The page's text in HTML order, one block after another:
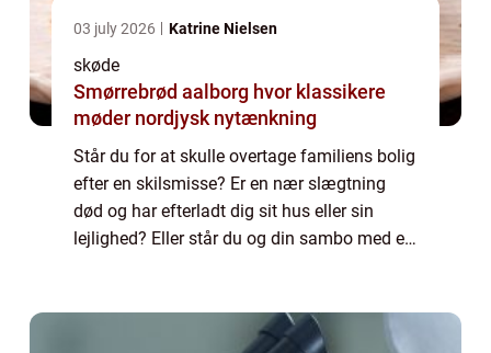
03 july 2026 Katrine Nielsen
skøde
Smørrebrød aalborg hvor klassikere
møder nordjysk nytænkning
Står du for at skulle overtage familiens bolig
efter en skilsmisse? Er en nær slægtning
død og har efterladt dig sit hus eller sin
lejlighed? Eller står du og din sambo med en